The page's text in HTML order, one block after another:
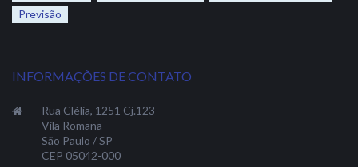
Previsão
INFORMAÇÕES DE CONTATO
Rua Clélia, 1251 Cj.123
Vila Romana
São Paulo / SP
CEP 05042-000